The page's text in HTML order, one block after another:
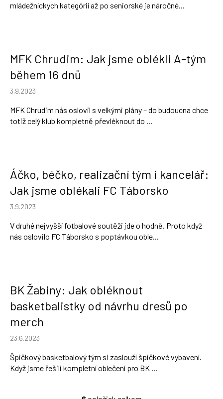
mládežníckych kategórií až po seniorské je náročné...
MFK Chrudim: Jak jsme oblékli A-tým
během 16 dnů
3.9.2023
MFK Chrudim nás oslovil s velkými plány – do budoucna chce
totiž celý klub kompletně převléknout do ...
Áčko, béčko, realizační tým i kancelář:
Jak jsme oblékali FC Táborsko
3.9.2023
V druhé nejvyšší fotbalové soutěži jde o hodně. Proto když
nás oslovilo FC Táborsko s poptávkou oble...
BK Žabiny: Jak obléknout
basketbalistky od návrhu dresů po
merch
23.6.2023
Špičkový basketbalový tým si zaslouží špičkové vybavení.
Když jsme řešili kompletní oblečení pro BK ...